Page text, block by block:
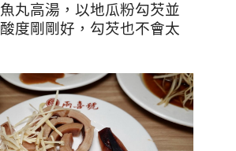
丸高湯，以地瓜粉勾芡並
度剛剛好，勾芡也不會太